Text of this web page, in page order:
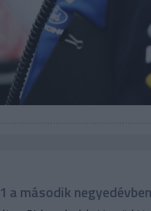
második negyedévben